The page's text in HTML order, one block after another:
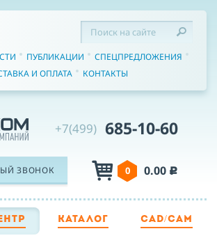
ПУБЛИКАЦИИ
СПЕЦПРЕДЛОЖЕНИЯ
И ОПЛАТА
КОНТАКТЫ
+7(499) 685-10-60
ЗВОНОК 0 0.00 c
КАТАЛОГ CAD/CAM